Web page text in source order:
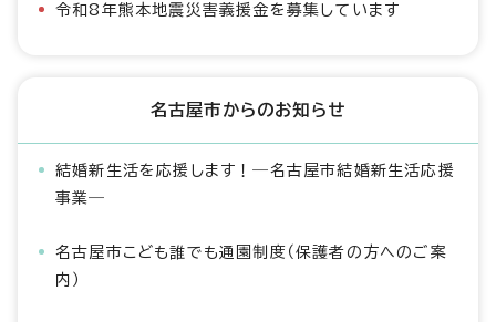
令和8年熊本地震災害義援金を募集しています
名古屋市からのお知らせ
結婚新生活を応援します！―名古屋市結婚新生活応援
事業―
名古屋市こども誰でも通園制度（保護者の方へのご案
内）